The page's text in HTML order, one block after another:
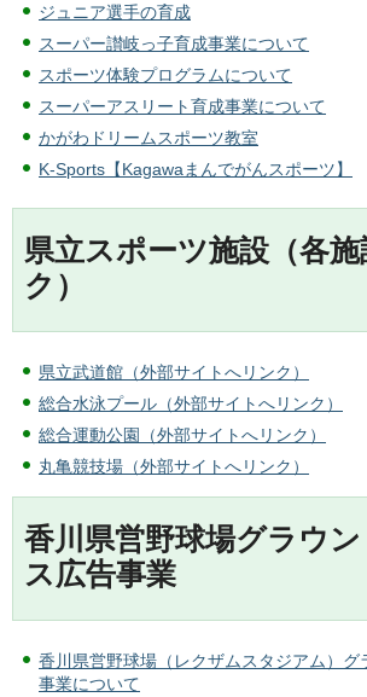
ジュニア選手の育成
スーパー讃岐っ子育成事業について
スポーツ体験プログラムについて
スーパーアスリート育成事業について
かがわドリームスポーツ教室
K-Sports【Kagawaまんでがんスポーツ】
県立スポーツ施設（各
ク）
県立武道館（外部サイトへリンク）
総合水泳プール（外部サイトへリンク）
総合運動公園（外部サイトへリンク）
丸亀競技場（外部サイトへリンク）
香川県営野球場グラウ
ス広告事業
香川県営野球場（レクザムスタジアム）グ
事業について